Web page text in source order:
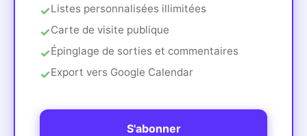
Listes personnalisées illimitées
Carte de visite publique
Épinglage de sorties et commentaires
Export vers Google Calendar
S'abonner